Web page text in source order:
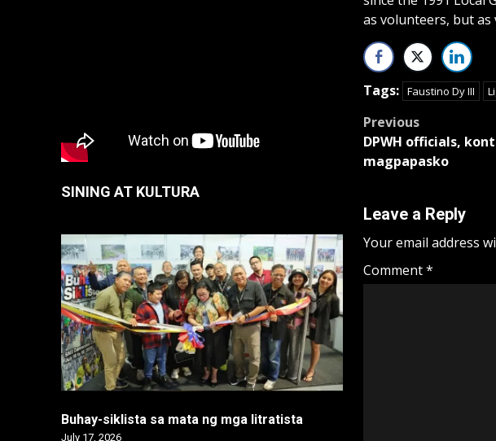
as volunteers, but as
Tags: Faustino Dy III
Post
navigation
Previous
DPWH officials,
magpapasko
Leave a Reply
Your email address
Comment*
SINING AT KULTURA
Buhay-siklista sa mata ng mga litratista
July 17, 2026